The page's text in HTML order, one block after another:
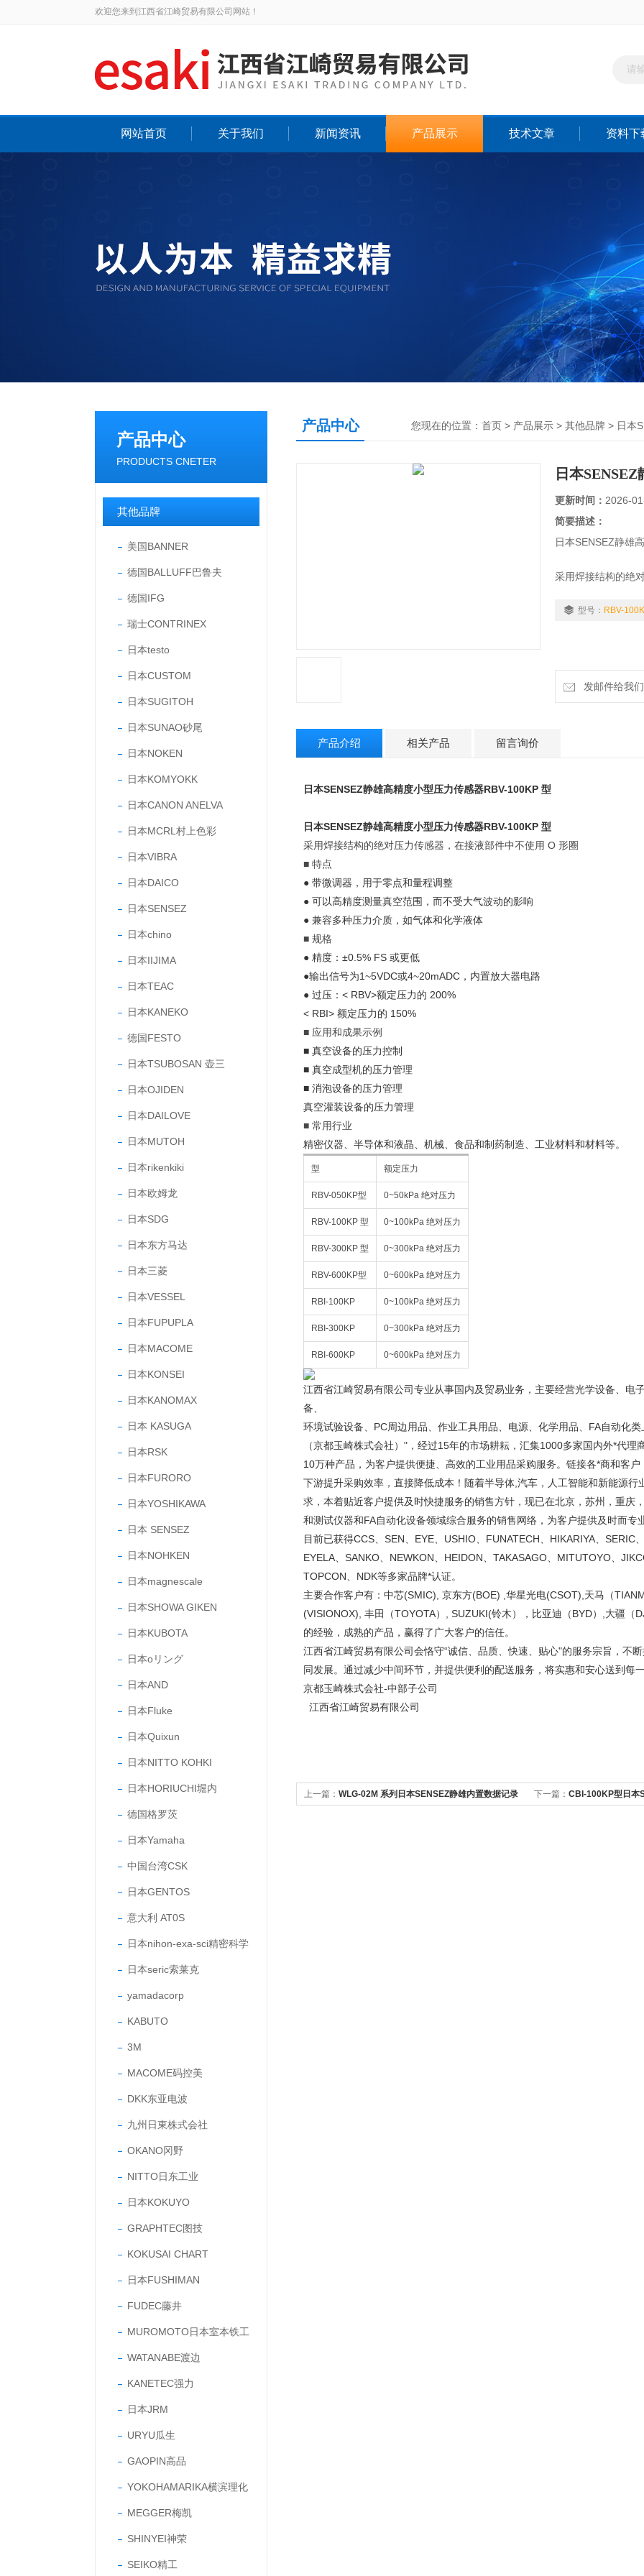
欢迎您来到江西省江崎贸易有限公司网站！
网站首页 关于我们 新闻资讯 产品展示 技术文章 资料下
产品中心
PRODUCTS CNETER
其他品牌
美国BANNER
德国BALLUFF巴鲁夫
德国IFG
瑞士CONTRINEX
日本testo
日本CUSTOM
日本SUGITOH
日本SUNAO砂尾
日本NOKEN
日本KOMYOKK
日本CANON ANELVA
日本MCRL村上色彩
日本VIBRA
日本DAICO
日本SENSEZ
日本chino
日本IIJIMA
日本TEAC
日本KANEKO
德国FESTO
日本TSUBOSAN 壶三
日本OJIDEN
日本DAILOVE
日本MUTOH
日本rikenkiki
日本欧姆龙
日本SDG
日本东方马达
日本三菱
日本VESSEL
日本FUPUPLA
日本MACOME
日本KONSEI
日本KANOMAX
日本 KASUGA
日本RSK
日本FURORO
日本YOSHIKAWA
日本 SENSEZ
日本NOHKEN
日本magnescale
日本SHOWA GIKEN
日本KUBOTA
日本oリング
日本AND
日本Fluke
日本Quixun
日本NITTO KOHKI
日本HORIUCHI堀内
德国格罗茨
日本Yamaha
中国台湾CSK
日本GENTOS
意大利 AT0S
日本nihon-exa-sci精密科学
日本seric索莱克
yamadacorp
KABUTO
3M
MACOME码控美
DKK东亚电波
九州日東株式会社
OKANO冈野
NITTO日东工业
日本KOKUYO
GRAPHTEC图技
KOKUSAI CHART
日本FUSHIMAN
FUDEC藤井
MUROMOTO日本室本铁工
WATANABE渡边
KANETEC强力
日本JRM
URYU瓜生
GAOPIN高品
YOKOHAMARIKA横滨理化
MEGGER梅凯
SHINYEI神荣
SEIKO精工
产品中心 您现在的位置： 首页 > 产品展示 > 其他品牌 > 日本
日本
更新时间： 2026-
简要描述：
日本SENSEZ静雄
采用焊接结构的绝
型号： RBV-
发邮件给我
产品介绍 相关产品 留言询价
日本SENSEZ静雄高精度小型压力传感器RBV-100KP 型
日本SENSEZ静雄高精度小型压力传感器RBV-100KP 型
采用焊接结构的绝对压力传感器，在接液部件中不使用 O 形圈
■ 特点
● 带微调器，用于零点和量程调整
● 可以高精度测量真空范围，而不受大气波动的影响
● 兼容多种压力介质，如气体和化学液体
■ 规格
● 精度：±0.5% FS 或更低
●输出信号为1~5VDC或4~20mADC，内置放大器电路
● 过压：< RBV>额定压力的 200%
< RBI> 额定压力的 150%
■ 应用和成果示例
■ 真空设备的压力控制
■ 真空成型机的压力管理
■ 消泡设备的压力管理
真空灌装设备的压力管理
■ 常用行业
精密仪器、半导体和液晶、机械、食品和制药制造、工业材料和材料等。
型 额定压力
RBV-050KP型 0~50kPa 绝对压力
RBV-100KP 型 0~100kPa 绝对压力
RBV-300KP 型 0~300kPa 绝对压力
RBV-600KP型 0~600kPa 绝对压力
RBI-100KP 0~100kPa 绝对压力
RBI-300KP 0~300kPa 绝对压力
RBI-600KP 0~600kPa 绝对压力
江西省江崎贸易有限公司专业从事国内及贸易业务，主要经营光学设备、电
备、
环境试验设备、PC周边用品、作业工具用品、电源、化学用品、FA自动化
（京都玉崎株式会社）"，经过15年的市场耕耘，汇集1000多家国内外*代
10万种产品，为客户提供便捷、高效的工业用品采购服务。链接各*商和客
下游提升采购效率，直接降低成本！随着半导体,汽车，人工智能和新能源
求，本着贴近客户提供及时快捷服务的销售方针，现已在北京，苏州，重庆
和测试仪器和FA自动化设备领域综合服务的销售网络，为客户提供及时而专
目前已获得CCS、SEN、EYE、USHIO、FUNATECH、HIKARIYA、SERIC
EYELA、SANKO、NEWKON、HEIDON、TAKASAGO、MITUTOYO、
TOPCON、NDK等多家品牌*认证。
主要合作客户有：中芯(SMIC), 京东方(BOE) ,华星光电(CSOT),天马（
(VISIONOX), 丰田（TOYOTA）, SUZUKI(铃木），比亚迪（BYD）,大疆（
的经验，成熟的产品，赢得了广大客户的信任。
江西省江崎贸易有限公司会恪守“诚信、品质、快速、贴心"的服务宗旨，不
同发展。通过减少中间环节，并提供便利的配送服务，将实惠和安心送到每
京都玉崎株式会社-中部子公司
江西省江崎贸易有限公司
上一篇： WLG-02M 系列日本SENSEZ静雄内置数据记录 下一篇： CBI-100KP型日本